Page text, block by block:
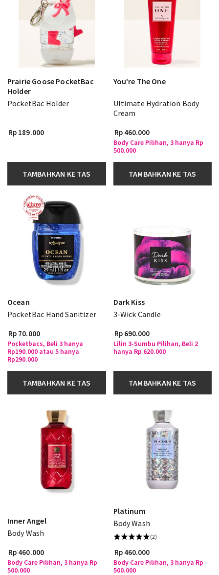
Prairie Goose PocketBac
Holder
PocketBac Holder
Rp 189.000
TAMBAHKAN KE TAS
You're The One
Ultimate Hydration Body
Cream
Rp 460.000
Body Care Pilihan, 3 hanya Rp
500.000
TAMBAHKAN KE TAS
Ocean
PocketBac Hand Sanitizer
Rp 70.000
Pocketbacs, Beli 3 hanya
Rp190.000 atau 5 hanya
Rp290.000
TAMBAHKAN KE TAS
Dark Kiss
3-Wick Candle
Rp 690.000
Lilin 3-Sumbu Pilihan, Beli 2
hanya Rp 620.000
TAMBAHKAN KE TAS
Inner Angel
Body Wash
Rp 460.000
Body Care Pilihan, 3 hanya Rp
500.000
Platinum
Body Wash
(2)
Rp 460.000
Body Care Pilihan, 3 hanya Rp
500.000